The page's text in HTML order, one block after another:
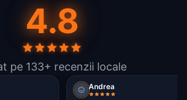
4.8
pe 133+ recenzii locale
Andrea